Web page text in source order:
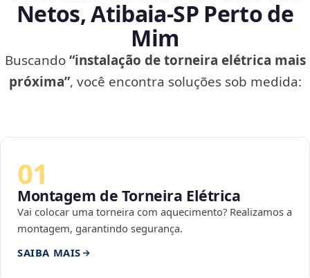
Netos, Atibaia‑SP Perto de
Mim
Buscando“instalação de torneira elétrica mais
próxima”, você encontra soluções sob medida:
01
Montagem de Torneira Elétrica
Vai colocar uma torneira com aquecimento? Realizamos a
montagem, garantindo segurança.
SAIBA MAIS